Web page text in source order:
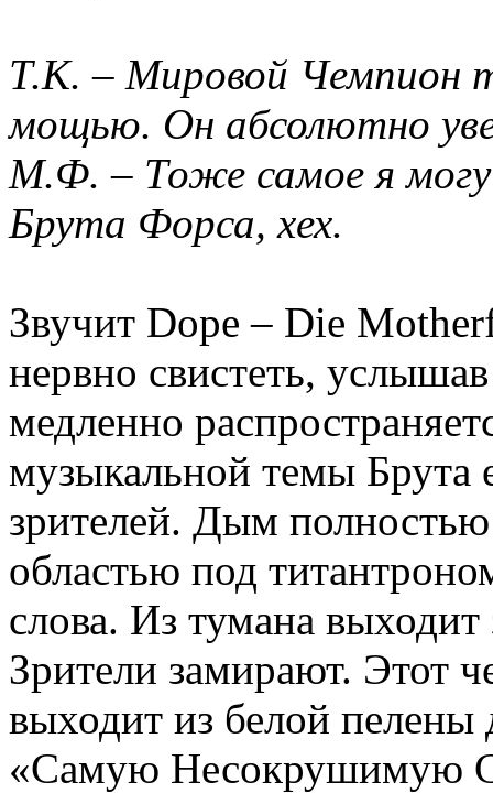
Т.К. – Мировой Чемпион
мощью. Он абсолютно
М.Ф. – Тоже самое я могу
Брута Форса, хех.
Звучит Dope – Die
нервно свистеть,
медленно
музыкальной темы Брута
зрителей. Дым полностью
областью под
слова. Из тумана
Зрители замирают. Этот
выходит из белой
«Самую Несокрушимую